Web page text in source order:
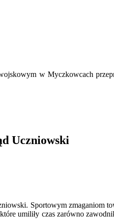
w Myczkowcach
Uczniowski
Sportowym zmaganiom
umiliły czas zarówno